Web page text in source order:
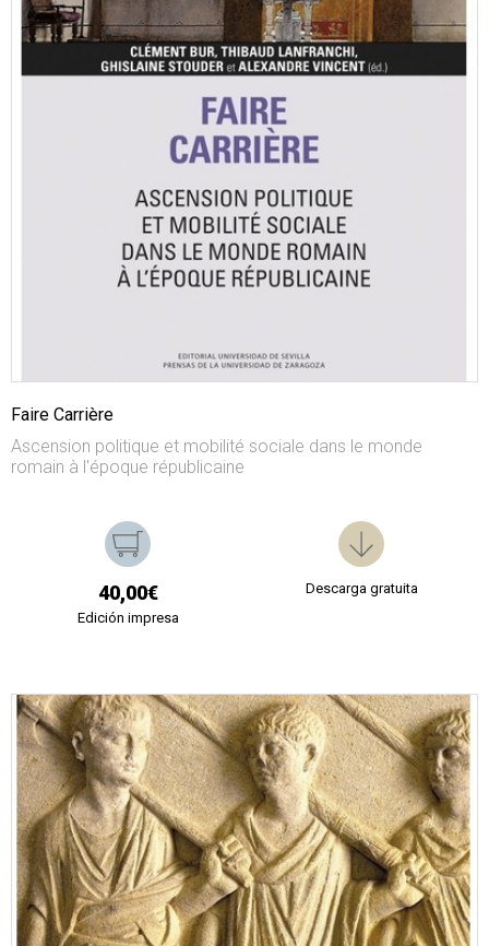
Faire Carrière
Ascension politique et mobilité sociale dans le monde
romain à l'époque républicaine
40,00€
Edición impresa
Descarga gratuita